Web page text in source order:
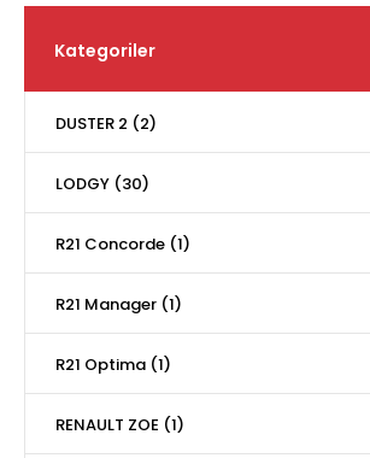
Kategoriler
DUSTER 2 (2)
LODGY (30)
R21 Concorde (1)
R21 Manager (1)
R21 Optima (1)
RENAULT ZOE (1)